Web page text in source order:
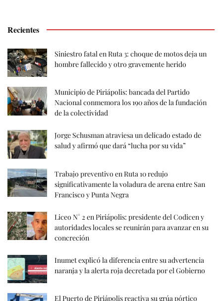
Recientes
Siniestro fatal en Ruta 3: choque de motos deja un
hombre fallecido y otro gravemente herido
Municipio de Piriápolis: bancada del Partido
Nacional conmemora los 190 años de la fundación
de la colectividad
Jorge Schusman atraviesa un delicado estado de
salud y afirmó que dará “lucha por su vida”
Trabajo preventivo en Ruta 10 redujo
significativamente la voladura de arena entre San
Francisco y Punta Negra
Liceo N° 2 en Piriápolis: presidente del Codicen y
autoridades locales se reunirán para avanzar en su
concreción
Inumet explicó la diferencia entre su advertencia
naranja y la alerta roja decretada por el Gobierno
El Puerto de Piriápolis reactiva su grúa pórtico